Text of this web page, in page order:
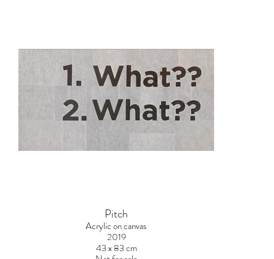
Pitch
Acrylic on canvas
2019
43 x 83 cm